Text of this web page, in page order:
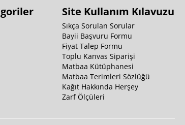
Site Kullanım Kılavuzu
Sıkça Sorulan Sorular
Bayii Başvuru Formu
Fiyat Talep Formu
Toplu Kanvas Siparişi
Matbaa Kütüphanesi
Matbaa Terimleri Sözlüğü
Kağıt Hakkında Herşey
Zarf Ölçüleri